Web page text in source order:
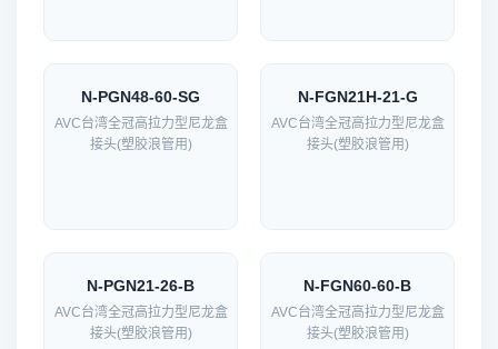
N-PGN48-60-SG
AVC台湾全冠高拉力型尼龙盒
接头(塑胶浪管用)
N-FGN21H-21-G
AVC台湾全冠高拉力型尼龙盒
接头(塑胶浪管用)
N-PGN21-26-B
AVC台湾全冠高拉力型尼龙盒
接头(塑胶浪管用)
N-FGN60-60-B
AVC台湾全冠高拉力型尼龙盒
接头(塑胶浪管用)